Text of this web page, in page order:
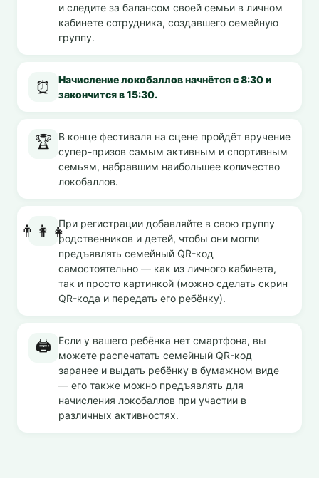
и следите за балансом своей семьи в личном
кабинете сотрудника, создавшего семейную
группу.
⏰
Начисление локобаллов начнётся с 8:30 и
закончится в 15:30.
🏆
В конце фестиваля на сцене пройдёт вручение
супер-призов самым активным и спортивным
семьям, набравшим наибольшее количество
локобаллов.
👨‍👩‍👧При регистрации добавляйте в свою группу
родственников и детей, чтобы они могли
предъявлять семейный QR-код
самостоятельно — как из личного кабинета,
так и просто картинкой (можно сделать скрин
QR-кода и передать его ребёнку).
🖨️
Если у вашего ребёнка нет смартфона, вы
можете распечатать семейный QR-код
заранее и выдать ребёнку в бумажном виде
— его также можно предъявлять для
начисления локобаллов при участии в
различных активностях.